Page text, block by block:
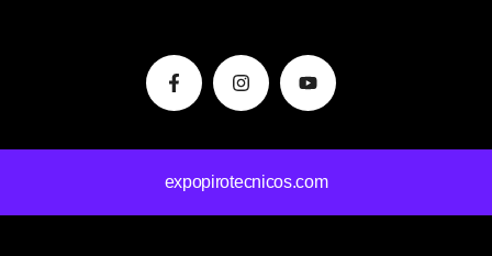
Facebook-
f
InstagramYoutube
expopirotecnicos.com